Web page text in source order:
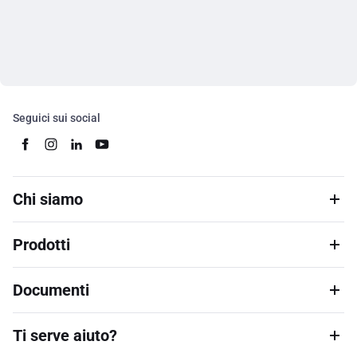
Seguici sui social
Chi siamo
Prodotti
Documenti
Ti serve aiuto?